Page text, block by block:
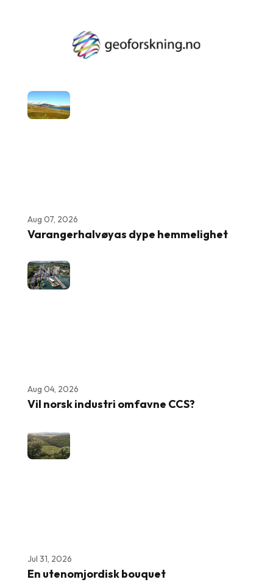
Aug 07, 2026
Varangerhalvøyas dype hemmelighet
Aug 04, 2026
Vil norsk industri omfavne CCS?
Jul 31, 2026
En utenomjordisk bouquet